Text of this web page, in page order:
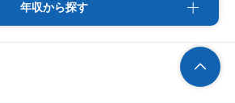
年収から探す